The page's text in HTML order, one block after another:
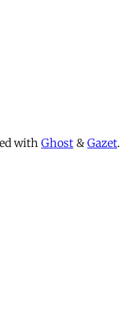
with Ghost & Gazet.